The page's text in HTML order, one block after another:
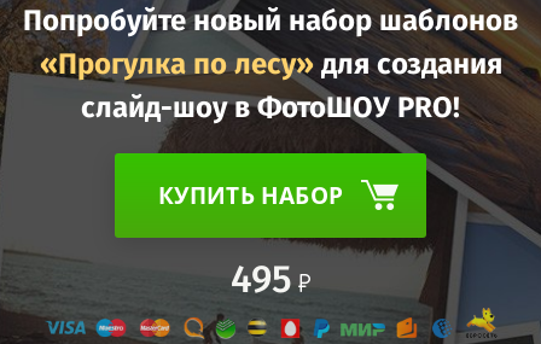
Попробуйте новый набор шаблонов
«Прогулка по лесу»для создания
слайд-шоу в ФотоШОУ PRO!
КУПИТЬ НАБОР
495